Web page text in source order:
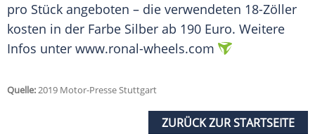
pro Stück angeboten – die verwendeten 18-Zöller
kosten in der Farbe Silber ab 190 Euro. Weitere
Infos unter www.ronal-wheels.com
Quelle:2019 Motor-Presse Stuttgart
ZURÜCK ZUR STARTSEITE